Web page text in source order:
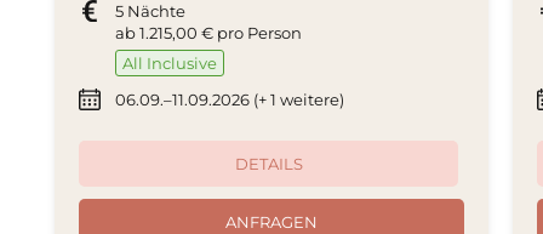
5 Nächte
ab1.215,00 € pro Person
All Inclusive
06.09.–11.09.2026 (+ 1 weitere)
DETAILS
ANFRAGEN